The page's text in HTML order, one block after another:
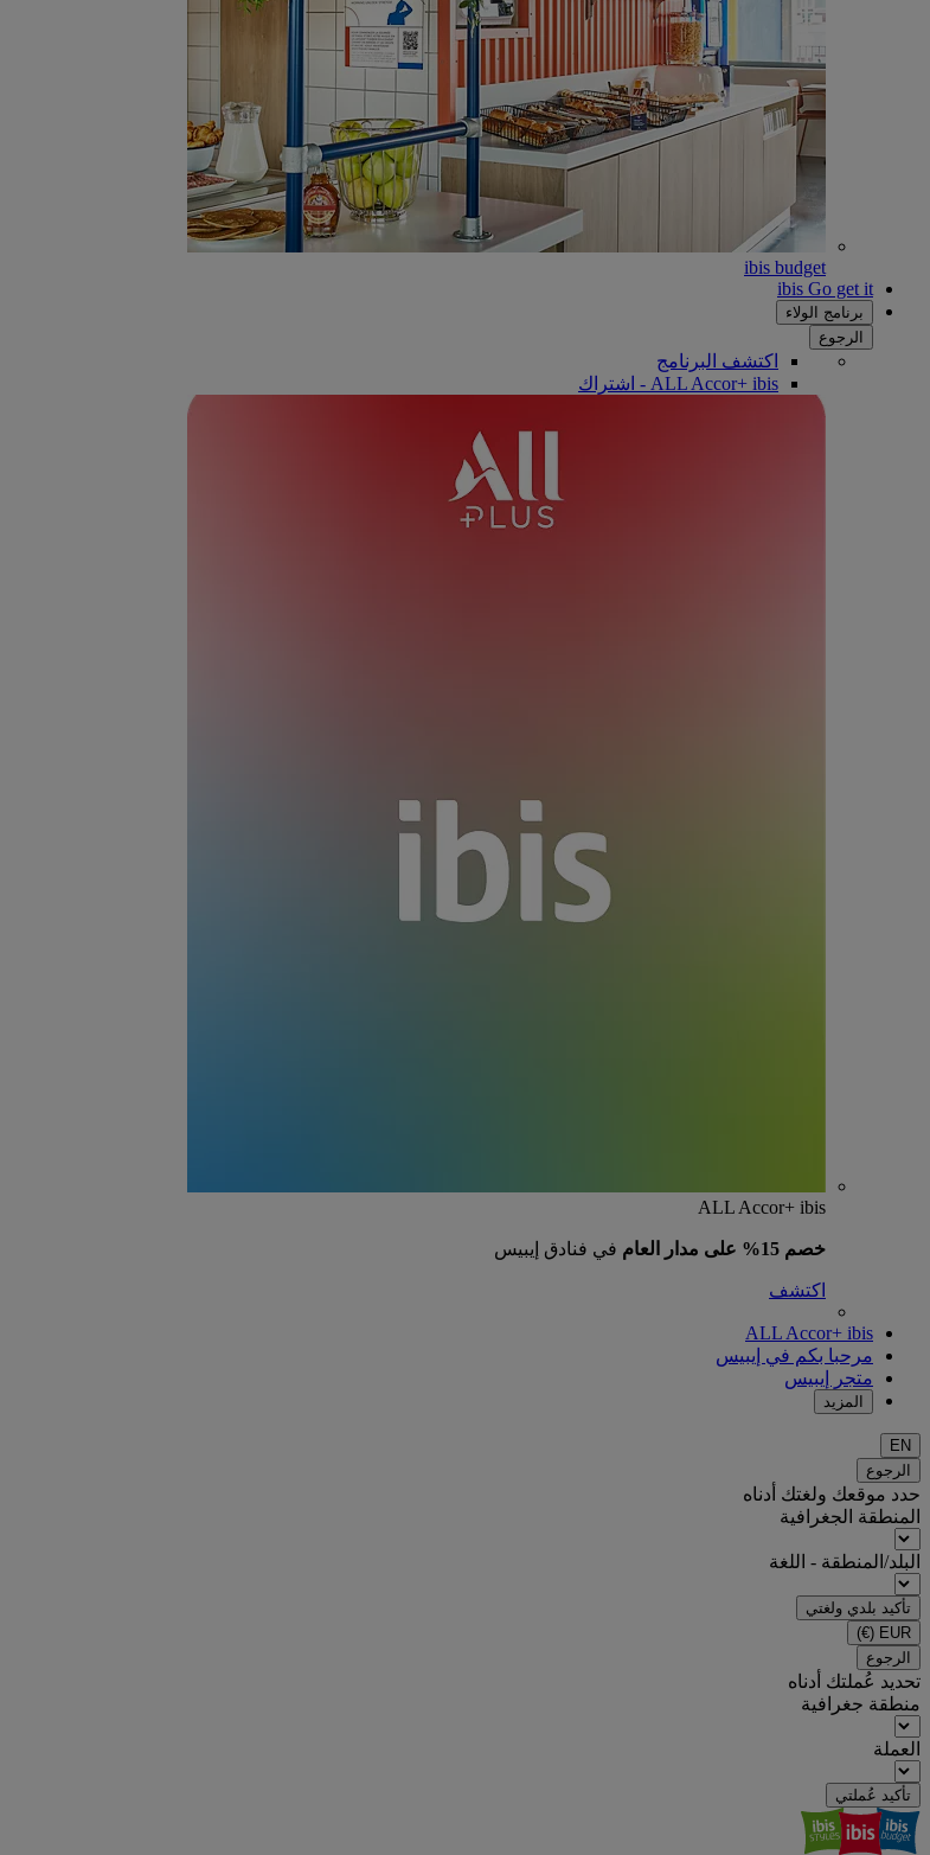
ibis budget
ibis Go get it
برنامج الولاء
الرجوع
اكتشف البرنامج
ALL Accor+ ibis - اشتراك
ALL Accor+ ibis
خصم 15% على مدار العام في فنادق إيبيس
اكتشف
ALL Accor+ ibis
مرحبا بكم في إيبيس
متجر إيبيس
المزيد
EN
الرجوع
حدد موقعك ولغتك أدناه
المنطقة الجغرافية
البلد/المنطقة - اللغة
تأكيد بلدي ولغتي
EUR
(€)
الرجوع
تحديد عُملتك أدناه
منطقة جغرافية
العملة
تأكيد عُملتي